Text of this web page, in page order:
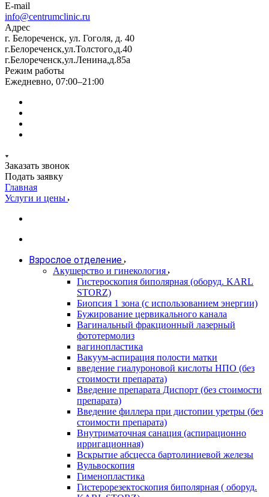
E-mail
info@centrumclinic.ru
Адрес
г. Белореченск, ул. Гоголя, д. 40
г.Белореченск,ул.Толстого,д.40
г.Белореченск,ул.Ленина,д.85а
Режим работы
Ежедневно, 07:00–21:00
Заказать звонок
Подать заявку
Главная
Услуги и цены
Взрослое отделение
Акушерство и гинекология
Гистероскопия биполярная (оборуд. KARL
STORZ)
Биопсия 1 зона (с использованием энергии)
Бужирование цервикального канала
Вагинальный фракционный лазерный
фототермолиз
вагинопластика
Вакуум-аспирация полости матки
введение гиалуроновой кислоты НПО (без
стоимости препарата)
Введение препарата Диспорт (без стоимости
препарата)
Введение филлера при дистопии уретры (без
стоимости препарата)
Внутриматочная санация (аспирационно
ирригационная)
Вскрытие абсцесса бартолиниевой железы
Вульвоскопия
Гименопластика
Гистерорезектоскопия биполярная ( оборуд.